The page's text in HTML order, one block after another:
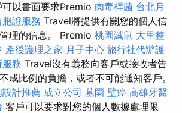
可以書面要求Premio 肉毒桿菌 台北月
證服務 Travel將提供有關您的個人信
理的信息。 Premio 桃園滅鼠 大里整
產後護理之家 月子中心 旅行社代辦護
務 Travel沒有義務向客戶或接收者告
成比例的負擔，或者不可能通知客戶。
設計推薦 成立公司 墓園 壁癌 高雄牙醫
客戶可以要求對您的個人數據處理限